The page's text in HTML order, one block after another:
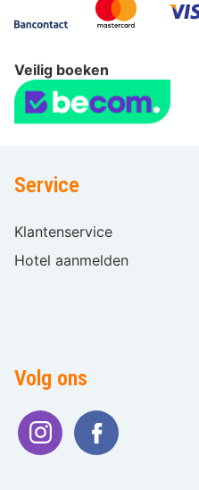
Veilig boeken
Service
Klantenservice
Hotel aanmelden
Volg ons